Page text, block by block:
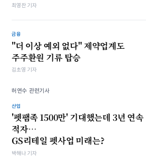
최영찬 기자
금융
"더 이상 예외 없다" 제약업계도
주주환원 기류 탑승
김초영 기자
허연수 관련기사
산업
'펫팸족 1500만' 기대했는데 3년 연속
적자…
GS리테일 펫사업 미래는?
박해나 기자